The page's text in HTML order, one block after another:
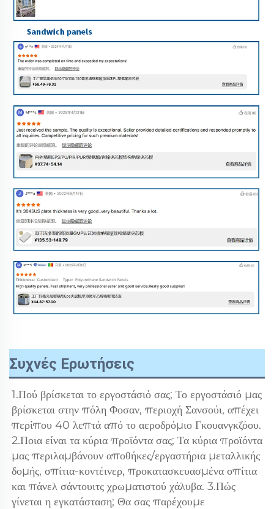
Συχνές Ερωτήσεις
1.Πού βρίσκεται το εργοστάσιό σας; Το εργοστάσιό μας
βρίσκεται στην πόλη Φοσαν, περιοχή Σανσούι, απέχει
περίπου 40 λεπτά από το αεροδρόμιο Γκουανγκζόου.
2.Ποια είναι τα κύρια προϊόντα σας; Τα κύρια προϊόντα
μας περιλαμβάνουν αποθήκες/εργαστήρια μεταλλικής
δομής, σπίτια-κοντέινερ, προκατασκευασμένα σπίτια
και πάνελ σάντουιτς χρωματιστού χάλυβα. 3.Πώς
γίνεται η εγκατάσταση; Θα σας παρέχουμε